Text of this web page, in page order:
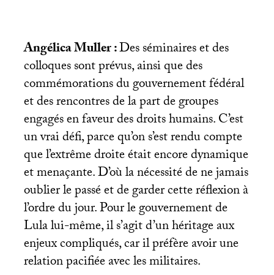
Angélica Muller :Des séminaires et des
colloques sont prévus, ainsi que des
commémorations du gouvernement fédéral
et des rencontres de la part de groupes
engagés en faveur des droits humains. C’est
un vrai défi, parce qu’on s’est rendu compte
que l’extrême droite était encore dynamique
et menaçante. D’où la nécessité de ne jamais
oublier le passé et de garder cette réflexion à
l’ordre du jour. Pour le gouvernement de
Lula lui-même, il s’agit d’un héritage aux
enjeux compliqués, car il préfère avoir une
relation pacifiée avec les militaires.